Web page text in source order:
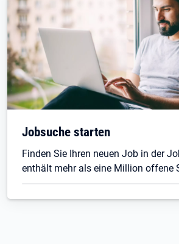
Jobsuche starten
Finden Sie Ihren neuen Job in der
enthält mehr als eine Million offene